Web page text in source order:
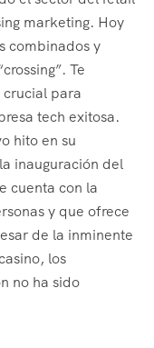
marketing. Hoy
combinados y
Te
crucial para
tech exitosa.
hito en su
inauguración del
cuenta con la
y que ofrece
de la inminente
los
no ha sido